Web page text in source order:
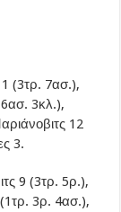
(3τρ. 7ασ.),
3κλ.),
12
3.
9 (3τρ. 5ρ.),
3ρ. 4ασ.),